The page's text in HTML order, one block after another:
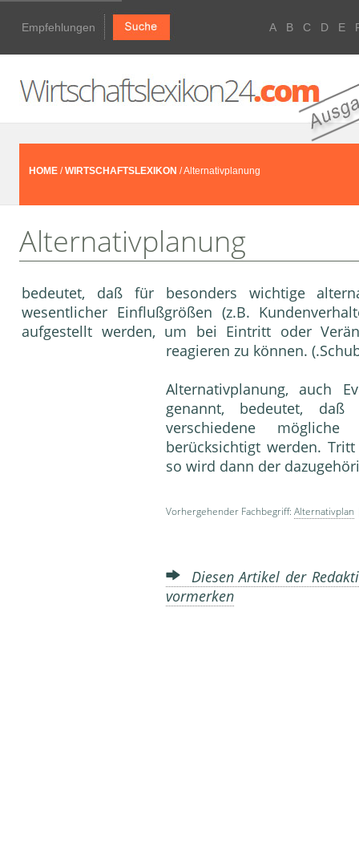
Empfehlungen A B C D E
HOME /WIRTSCHAFTSLEXIKON / Alternativplanung
Alternativplanung
bedeutet, daß für besonders wichtige
wesentlicher Einflußgrößen (z.B.
aufgestellt werden, um bei Eintritt oder
reagieren zu können.
Alternativplanung, auch
genannt, bedeutet,
verschiedene
berücksichtigt werden.
so wird dann der
Vorhergehender Fachbegriff: Alternativplan
Diesen Artikel der
vormerken